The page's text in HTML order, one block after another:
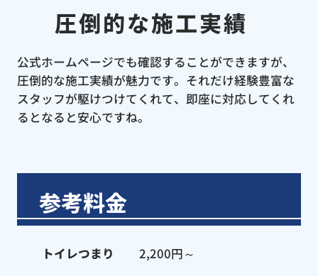
圧倒的な施工実績
公式ホームページでも確認することができますが、
圧倒的な施工実績が魅力です。それだけ経験豊富な
スタッフが駆けつけてくれて、即座に対応してくれ
るとなると安心ですね。
参考料金
トイレつまり 2,200円～